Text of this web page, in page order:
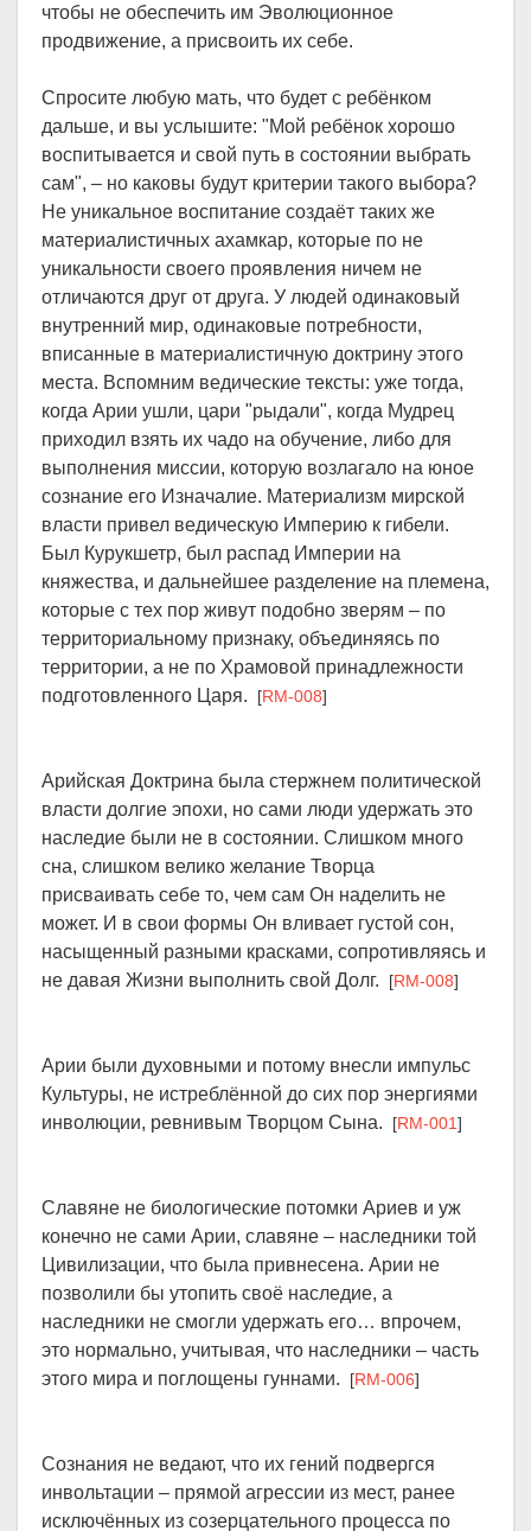
чтобы не обеспечить им Эволюционное
продвижение, а присвоить их себе.
Спросите любую мать, что будет с ребёнком
дальше, и вы услышите: "Мой ребёнок хорошо
воспитывается и свой путь в состоянии выбрать
сам", – но каковы будут критерии такого выбора?
Не уникальное воспитание создаёт таких же
материалистичных ахамкар, которые по не
уникальности своего проявления ничем не
отличаются друг от друга. У людей одинаковый
внутренний мир, одинаковые потребности,
вписанные в материалистичную доктрину этого
места. Вспомним ведические тексты: уже тогда,
когда Арии ушли, цари "рыдали", когда Мудрец
приходил взять их чадо на обучение, либо для
выполнения миссии, которую возлагало на юное
сознание его Изначалие. Материализм мирской
власти привел ведическую Империю к гибели.
Был Курукшетр, был распад Империи на
княжества, и дальнейшее разделение на племена,
которые с тех пор живут подобно зверям – по
территориальному признаку, объединяясь по
территории, а не по Храмовой принадлежности
подготовленного Царя. [RM-008]
Арийская Доктрина была стержнем политической
власти долгие эпохи, но сами люди удержать это
наследие были не в состоянии. Слишком много
сна, слишком велико желание Творца
присваивать себе то, чем сам Он наделить не
может. И в свои формы Он вливает густой сон,
насыщенный разными красками, сопротивляясь и
не давая Жизни выполнить свой Долг. [RM-008]
Арии были духовными и потому внесли импульс
Культуры, не истреблённой до сих пор энергиями
инволюции, ревнивым Творцом Сына. [RM-001]
Славяне не биологические потомки Ариев и уж
конечно не сами Арии, славяне – наследники той
Цивилизации, что была привнесена. Арии не
позволили бы утопить своё наследие, а
наследники не смогли удержать его… впрочем,
это нормально, учитывая, что наследники – часть
этого мира и поглощены гуннами. [RM-006]
Сознания не ведают, что их гений подвергся
инвольтации – прямой агрессии из мест, ранее
исключённых из созерцательного процесса по